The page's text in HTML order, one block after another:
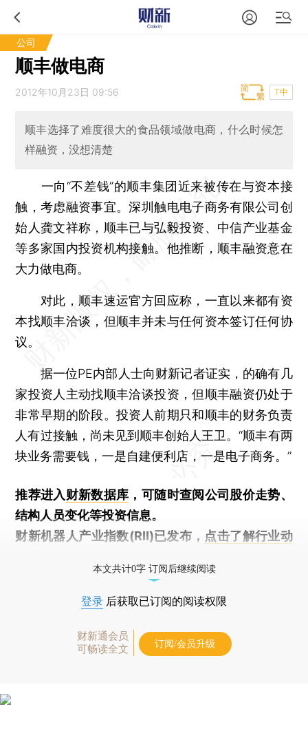
公司
顺丰做电商
2012年10月23日 09:56 T中
顺丰选择了难度很大的食品领域做电商，什么时候怎
样融资，没想清楚
一向“不差钱”的顺丰集团近来被传在与资本接
触，考虑融资事宜。深圳触电电子商务有限公司创
始人龚文祥称，顺丰已与弘毅投资、中信产业基金
等多家国内投资机构接触。他推断，顺丰融资意在
大力做电商。
对此，顺丰速运官方回应称，一直以来都有资
本找顺丰洽谈，但顺丰并未与任何资本签订任何协
议。
据一位PE内部人士向财新记者证实，的确有几
家投资人主动找顺丰洽谈投资，但顺丰融资仍处于
非常早期的阶段。投资人前期只和顺丰的财务负责
人有过接触，尚未见到顺丰创始人王卫。“顺丰有两
块业务需要钱，一是自建便利店，一是电子商务。”
推荐进入财新数据库 ，可随时查阅公司股价走势、
结构人员变化等投资信息。
财新机器人产业指数(RII)已发布， 点击了解行业动
本文共计0字 订阅后继续阅读
登录 后获取已订阅的阅读权限
财新通会员
可畅读全文
订阅/会员升级